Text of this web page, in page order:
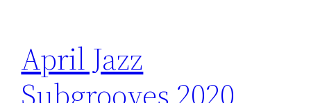
April Jazz